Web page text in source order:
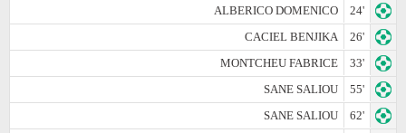
ALBERICO DOMENICO
24'
CACIEL BENJIKA
26'
MONTCHEU FABRICE
33'
SANE SALIOU
55'
SANE SALIOU
62'